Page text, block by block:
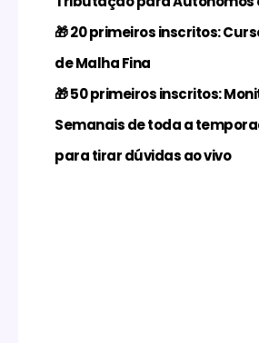
🎁20 primeiros inscritos:
de Malha Fina
🎁50 primeiros inscritos:
Semanais de toda a
para tirar dúvidas ao vivo